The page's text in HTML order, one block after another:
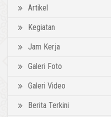
Artikel
Kegiatan
Jam Kerja
Galeri Foto
Galeri Video
Berita Terkini